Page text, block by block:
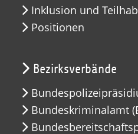
Inklusion und
Positionen
Bezirksverbände
Bundeskriminalamt